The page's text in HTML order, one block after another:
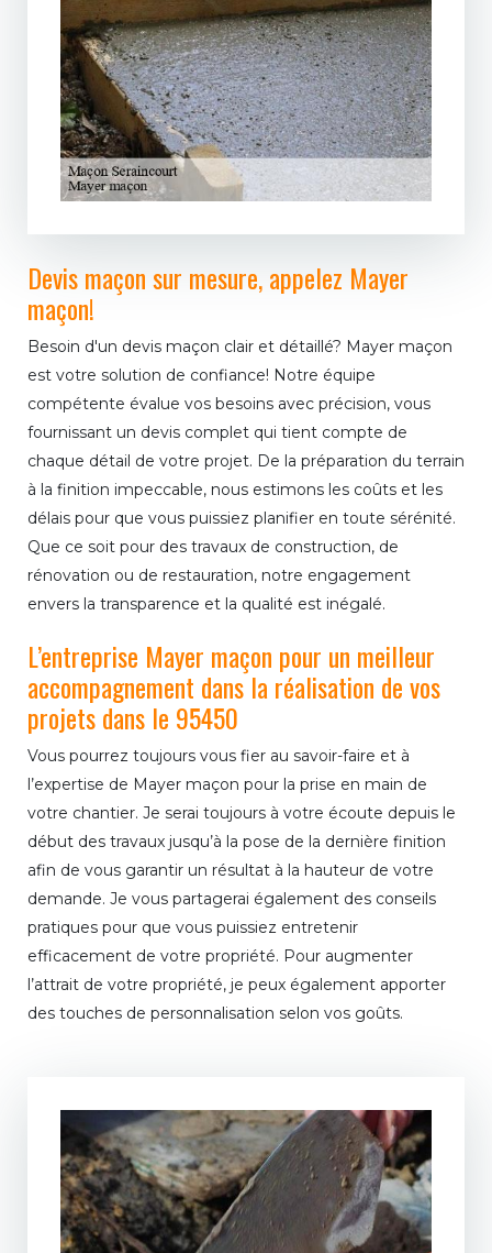
Devis maçon sur mesure, appelez Mayer
maçon!
Besoin d'un devis maçon clair et détaillé? Mayer maçon
est votre solution de confiance! Notre équipe
compétente évalue vos besoins avec précision, vous
fournissant un devis complet qui tient compte de
chaque détail de votre projet. De la préparation du terrain
à la finition impeccable, nous estimons les coûts et les
délais pour que vous puissiez planifier en toute sérénité.
Que ce soit pour des travaux de construction, de
rénovation ou de restauration, notre engagement
envers la transparence et la qualité est inégalé.
L’entreprise Mayer maçon pour un meilleur
accompagnement dans la réalisation de vos
projets dans le 95450
Vous pourrez toujours vous fier au savoir-faire et à
l’expertise de Mayer maçon pour la prise en main de
votre chantier. Je serai toujours à votre écoute depuis le
début des travaux jusqu’à la pose de la dernière finition
afin de vous garantir un résultat à la hauteur de votre
demande. Je vous partagerai également des conseils
pratiques pour que vous puissiez entretenir
efficacement de votre propriété. Pour augmenter
l’attrait de votre propriété, je peux également apporter
des touches de personnalisation selon vos goûts.